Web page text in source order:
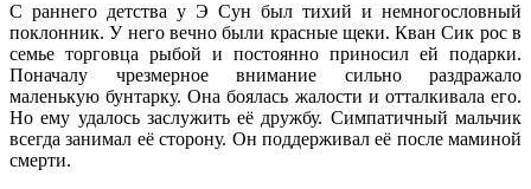
С раннего детства у Э Сун был тихий и немногословный
поклонник. У него вечно были красные щеки. Кван Сик рос в
семье торговца рыбой и постоянно приносил ей подарки.
Поначалу чрезмерное внимание сильно раздражало
маленькую бунтарку. Она боялась жалости и отталкивала его.
Но ему удалось заслужить её дружбу. Симпатичный мальчик
всегда занимал её сторону. Он поддерживал её после маминой
смерти.